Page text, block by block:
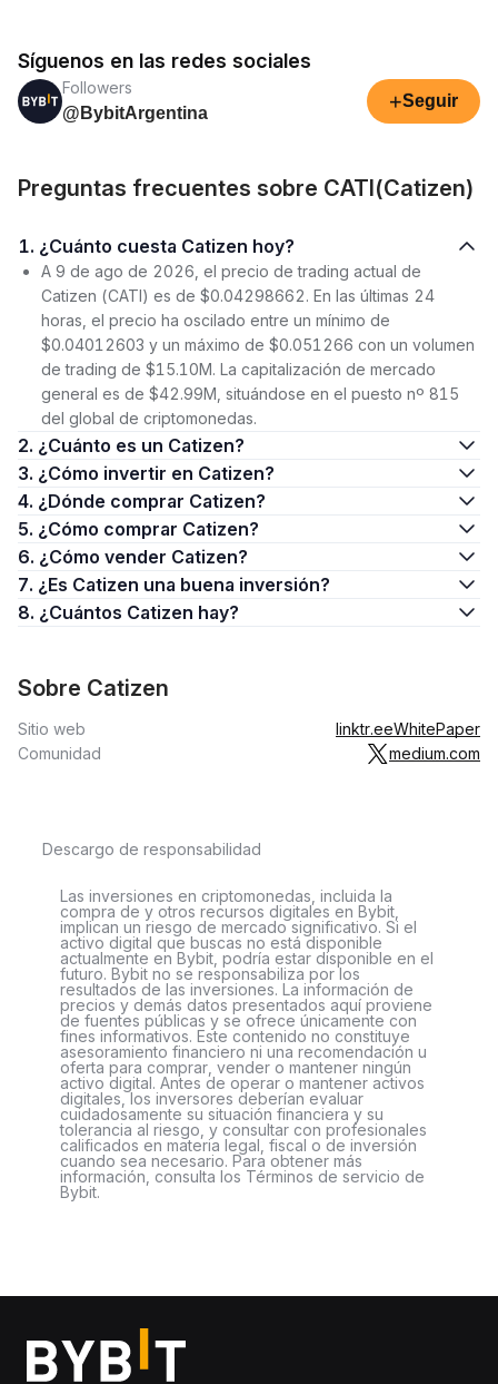
Síguenos en las redes sociales
Followers
@BybitArgentina
+Seguir
Preguntas frecuentes sobre CATI(Catizen)
1. ¿Cuánto cuesta Catizen hoy?
A 9 de ago de 2026, el precio de trading actual de
Catizen (CATI) es de $0.04298662. En las últimas 24
horas, el precio ha oscilado entre un mínimo de
$0.04012603 y un máximo de $0.051266 con un volumen
de trading de $15.10M. La capitalización de mercado
general es de $42.99M, situándose en el puesto nº 815
del global de criptomonedas.
2. ¿Cuánto es un Catizen?
3. ¿Cómo invertir en Catizen?
4. ¿Dónde comprar Catizen?
5. ¿Cómo comprar Catizen?
6. ¿Cómo vender Catizen?
7. ¿Es Catizen una buena inversión?
8. ¿Cuántos Catizen hay?
Sobre Catizen
Sitio web linktr.eeWhitePaper
Comunidad
medium.com
Descargo de responsabilidad
Las inversiones en criptomonedas, incluida la
compra de y otros recursos digitales en Bybit,
implican un riesgo de mercado significativo. Si el
activo digital que buscas no está disponible
actualmente en Bybit, podría estar disponible en el
futuro. Bybit no se responsabiliza por los
resultados de las inversiones. La información de
precios y demás datos presentados aquí proviene
de fuentes públicas y se ofrece únicamente con
fines informativos. Este contenido no constituye
asesoramiento financiero ni una recomendación u
oferta para comprar, vender o mantener ningún
activo digital. Antes de operar o mantener activos
digitales, los inversores deberían evaluar
cuidadosamente su situación financiera y su
tolerancia al riesgo, y consultar con profesionales
calificados en materia legal, fiscal o de inversión
cuando sea necesario. Para obtener más
información, consulta los Términos de servicio de
Bybit.